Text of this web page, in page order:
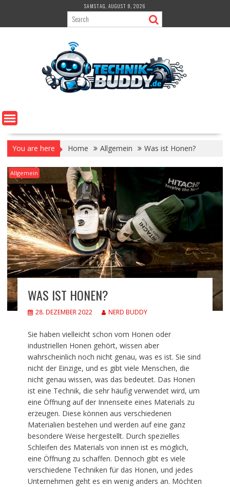
content
SAMSTAG, AUGUST 8, 2026
You are here Home Allgemein Was ist Honen?
Allgemein
WAS IST HONEN?
28. DEZEMBER 2022 NERD BUDDY
Sie haben vielleicht schon vom Honen oder
industriellen Honen gehört, wissen aber
wahrscheinlich noch nicht genau, was es ist. Sie sind
nicht der Einzige, und es gibt viele Menschen, die
nicht genau wissen, was das bedeutet. Das Honen
ist eine Technik, die sehr häufig verwendet wird, um
eine Öffnung auf der Innenseite eines Materials zu
erzeugen. Diese können aus verschiedenen
Materialien bestehen und werden auf eine ganz
besondere Weise hergestellt. Durch spezielles
Schleifen des Materials von innen ist es möglich,
eine Öffnung zu schaffen. Dennoch gibt es viele
verschiedene Techniken für das Honen, und jedes
Unternehmen geht es ein wenig anders an. Möchten